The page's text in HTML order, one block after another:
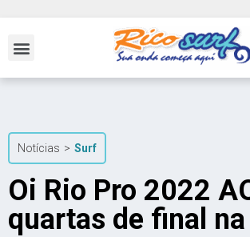
Notícias > Surf
Oi Rio Pro 2022
quartas de final